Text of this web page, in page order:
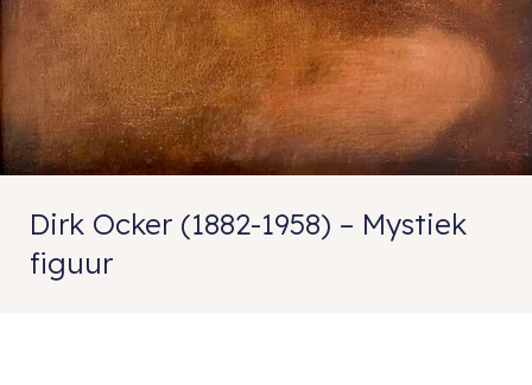
Dirk Ocker (1882-1958) – Mystiek
figuur